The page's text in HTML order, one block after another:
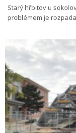
Starý hřbitov u
problémem je